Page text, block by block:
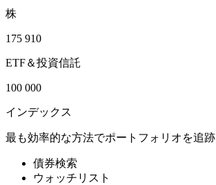
株
175 910
ETF＆投資信託
100 000
インデックス
最も効率的な方法でポートフォリオを追跡
債券検索
ウォッチリスト